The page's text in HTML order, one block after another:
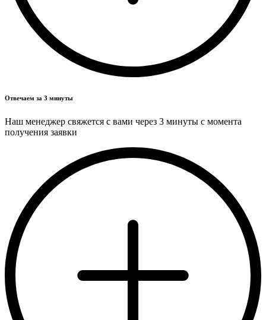
Отвечаем за 3 минуты
Наш менеджер свяжется с вами через 3 минуты с момента
получения заявки